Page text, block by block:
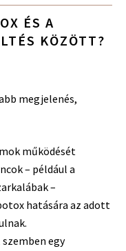
ÉS A
KÖZÖTT?
megjelenés,
működését
– például a
–
hatására az adott
egy